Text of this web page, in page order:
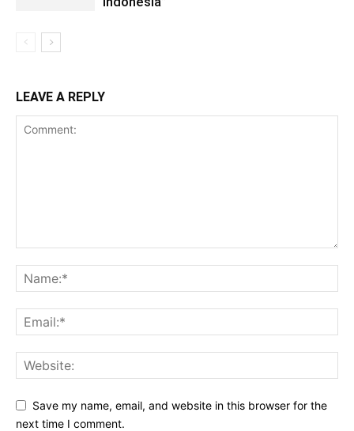
LEAVE A REPLY
Save my name, email, and website in this browser for the
next time I comment.